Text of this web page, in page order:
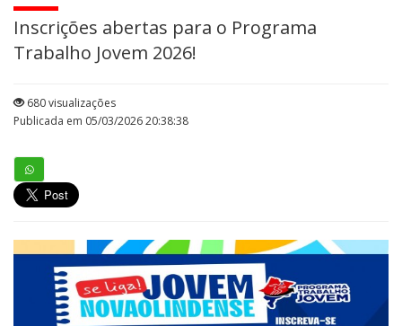
Inscrições abertas para o Programa
Trabalho Jovem 2026!
680 visualizações
Publicada em 05/03/2026 20:38:38